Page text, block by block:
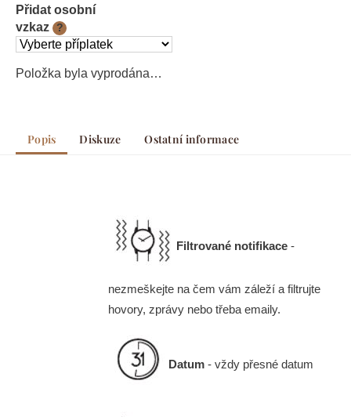
Přidat osobní
vzkaz
?
Položka byla vyprodána…
Popis Diskuze Ostatní informace
Filtrované notifikace -
nezmeškejte na čem vám záleží a filtrujte
hovory, zprávy nebo třeba emaily.
Datum - vždy přesné datum